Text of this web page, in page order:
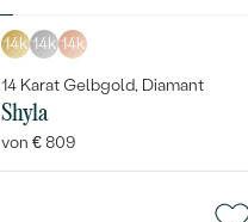
14k 14k 14k
14 Karat Gelbgold, Diamant
Shyla
von € 809